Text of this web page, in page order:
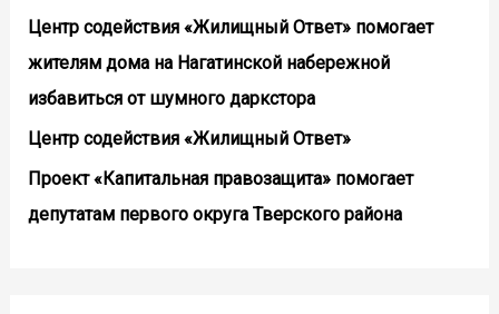
Центр содействия «Жилищный Ответ» помогает
жителям дома на Нагатинской набережной
избавиться от шумного даркстора
Центр содействия «Жилищный Ответ»
Проект «Капитальная правозащита» помогает
депутатам первого округа Тверского района